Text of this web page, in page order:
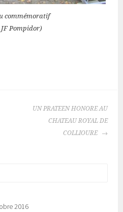
commémoratif
Pompidor)
UN PRATEEN HONORE AU
CHATEAU ROYAL DE
COLLIOURE
2016